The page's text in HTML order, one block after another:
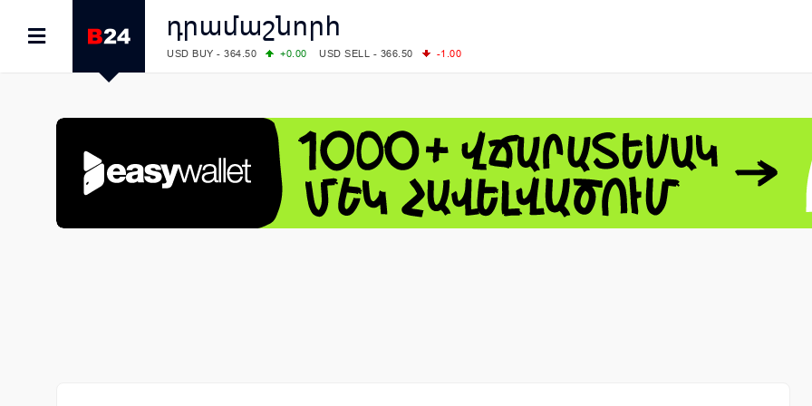
դրամաշնորհ
USD BUY - 364.50 +0.00 USD SELL - 366.50
-1.00
COMEX: PLATINUM - 1765.90
LME: ALUMINIUM - 3184.00
-0.27 COPPER - 13791.00
-0.12
LME: NICKEL - 17249.00
+0.09 TIN - 55268.00
+2.50
LME: LEAD - 1877.50
-1.00 ZINC - 3643.00
+1.43
FOREX: USD/JPY - 157.68
+0.12 EUR/GBP - 1.1548
+0.11
FOREX: EUR/USD - 1.1548
+0.11 GBP/USD - 1.3459
+0.04